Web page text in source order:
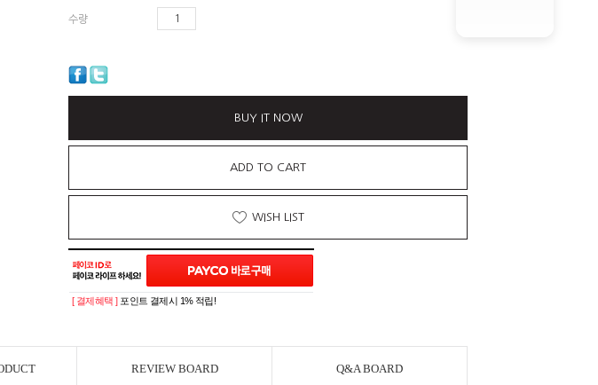
수량
BUY IT NOW
ADD TO CART
WISH LIST
[ 결제혜택 ] 포인트 결제시 1% 적립!
REVIEW BOARD Q&A BOARD